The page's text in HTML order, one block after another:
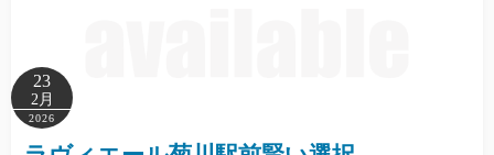
23
2月
2026